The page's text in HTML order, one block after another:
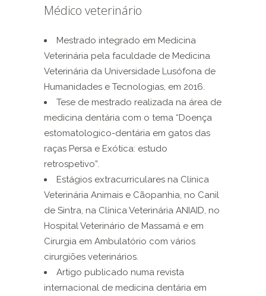
Médico veterinário
Mestrado integrado em Medicina
Veterinária pela faculdade de Medicina
Veterinária da Universidade Lusófona de
Humanidades e Tecnologias, em 2016.
Tese de mestrado realizada na área de
medicina dentária com o tema “Doença
estomatologico-dentária em gatos das
raças Persa e Exótica: estudo
retrospetivo”.
Estágios extracurriculares na Clínica
Veterinária Animais e Cãopanhia, no Canil
de Sintra, na Clínica Veterinária ANIAID, no
Hospital Veterinário de Massamá e em
Cirurgia em Ambulatório com vários
cirurgiões veterinários.
Artigo publicado numa revista
internacional de medicina dentária em